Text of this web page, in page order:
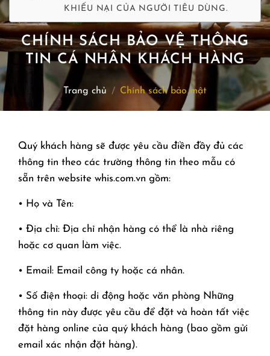
KHIẾU NẠI CỦA NGƯỜI TIÊU DÙNG.
CHÍNH SÁCH BẢO VỆ THÔNG
TIN CÁ NHÂN KHÁCH HÀNG
Trang chủ / Chính sách bảo mật
Quý khách hàng sẽ được yêu cầu điền đầy đủ các
thông tin theo các trường thông tin theo mẫu có
sẵn trên website whis.com.vn gồm:
• Họ và Tên:
• Địa chỉ: Địa chỉ nhận hàng có thể là nhà riêng
hoặc cơ quan làm việc.
• Email: Email công ty hoặc cá nhân.
• Số điện thoại: di động hoặc văn phòng Những
thông tin này được yêu cầu để đặt và hoàn tất việc
đặt hàng online của quý khách hàng (bao gồm gửi
email xác nhận đặt hàng).